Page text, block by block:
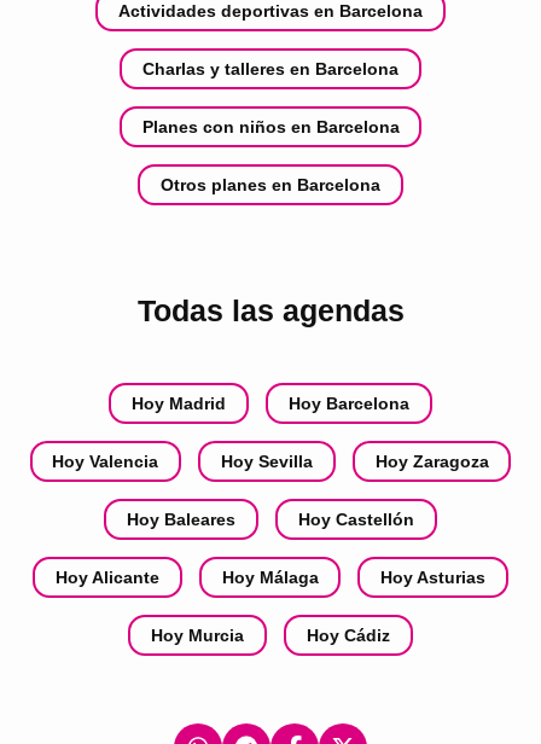
Actividades deportivas en Barcelona
Charlas y talleres en Barcelona
Planes con niños en Barcelona
Otros planes en Barcelona
Todas las agendas
Hoy Madrid Hoy Barcelona
Hoy Valencia Hoy Sevilla Hoy Zaragoza
Hoy Baleares Hoy Castellón
Hoy Alicante Hoy Málaga Hoy Asturias
Hoy Murcia Hoy Cádiz